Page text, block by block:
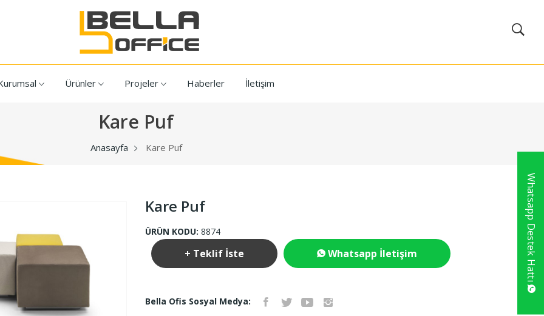
Ürünler Projeler Haberler İletişim
Kare Puf
Anasayfa Kare Puf
Kare Puf
ÜRÜN KODU: 8874
+ Teklif İste Whatsapp İletişim
Bella Ofis Sosyal Medya:
Whatsapp Destek Hattı